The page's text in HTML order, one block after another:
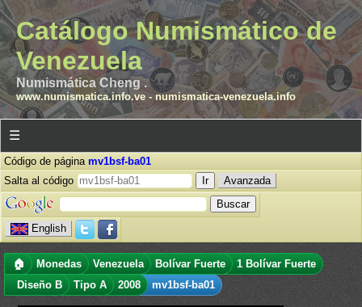
Catálogo Numismático de
Venezuela
Numismática Cheng .
www.numismatica.info.ve- numismatica-venezuela.info
☰
Código de página mv1bsf-ba01
Salta al código
Avanzada
English
🏠 Monedas Venezuela Bolívar Fuerte
1 Bolívar Fuerte
Diseño B
Tipo A 2008 mv1bsf-ba01